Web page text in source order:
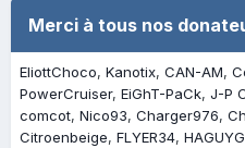
Merci à tous nos
EliottChoco Kanotix CAN-AM
PowerCruiser EiGhT-PaCk J-P
comcot Nico93 Charger976
Citroenbeige FLYER34